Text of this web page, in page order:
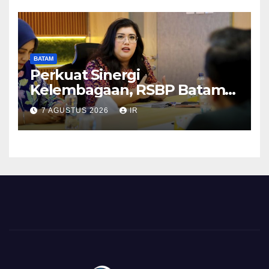
BATAM
Perkuat Sinergi
Kelembagaan, RSBP Batam
dan BPOM Pastikan
Pelayanan dan Ketersediaan
Obat Aman
7 AGUSTUS 2026 IR